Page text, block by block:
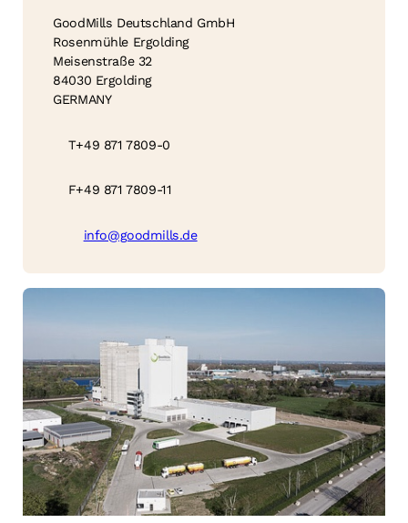
GoodMills Deutschland GmbH
Rosenmühle Ergolding
Meisenstraße 32
84030 Ergolding
GERMANY
T+49 871 7809-0
F+49 871 7809-11
info@goodmills.de